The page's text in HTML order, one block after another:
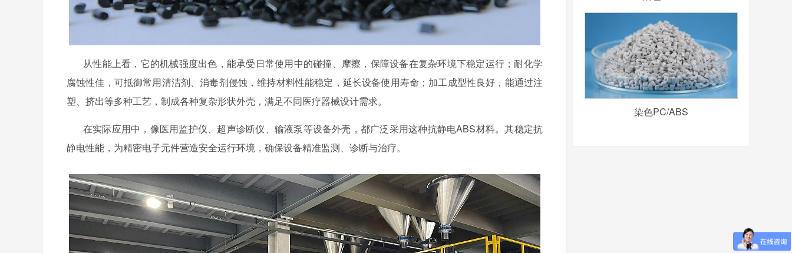
从性能上看，它的机械强度出色，能承受日常使用中的碰撞、摩擦，保障设备在复杂环境下稳定运行；耐化学
腐蚀性佳，可抵御常用清洁剂、消毒剂侵蚀，维持材料性能稳定，延长设备使用寿命；加工成型性良好，能通过注
塑、挤出等多种工艺，制成各种复杂形状外壳，满足不同医疗器械设计需求。
在实际应用中，像医用监护仪、超声诊断仪、输液泵等设备外壳，都广泛采用这种抗静电ABS材料。其稳定抗
静电性能，为精密电子元件营造安全运行环境，确保设备精准监测、诊断与治疗。
染色PC/ABS